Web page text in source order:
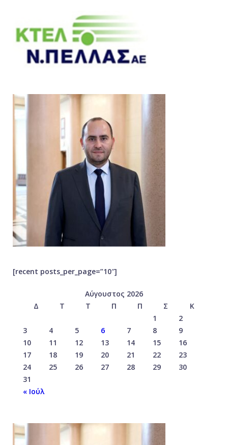
[recent posts_per_page=”10″]
Αύγουστος 2026
Δ
Τ Τ Π Π Σ
Κ
1
2
3
4 5 6 7 8
9
10
11 12 13 14 15
16
17
18 19 20 21 22
23
24
25 26 27 28 29
30
31
« Ιούλ